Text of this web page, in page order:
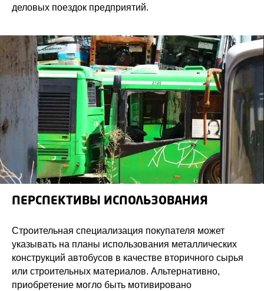
деловых поездок предприятий.
ПЕРСПЕКТИВЫ ИСПОЛЬЗОВАНИЯ
Строительная специализация покупателя может
указывать на планы использования металлических
конструкций автобусов в качестве вторичного сырья
или строительных материалов. Альтернативно,
приобретение могло быть мотивировано